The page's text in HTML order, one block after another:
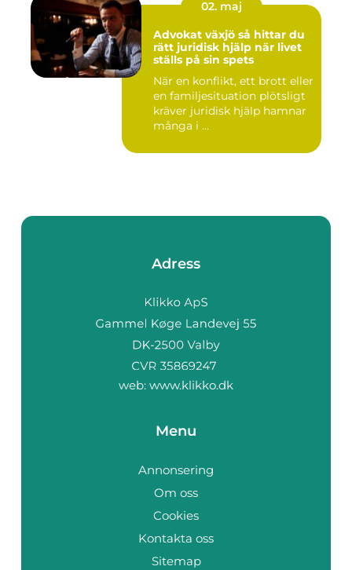
02. maj
Advokat växjö så hittar du
rätt juridisk hjälp när livet
ställs på sin spets
När en konflikt, ett brott eller
en familjesituation plötsligt
kräver juridisk hjälp hamnar
många i ...
Adress
web: www.klikko.dk
Menu
Annonsering
Om oss
Cookies
Kontakta oss
Sitemap